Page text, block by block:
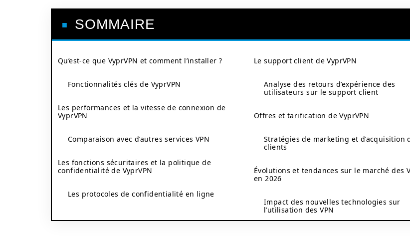
SOMMAIRE
Qu’est-ce que VyprVPN et comment l’installer ?
Fonctionnalités clés de VyprVPN
Les performances et la vitesse de connexion de
VyprVPN
Comparaison avec d’autres services VPN
Les fonctions sécuritaires et la politique de
confidentialité de VyprVPN
Les protocoles de confidentialité en ligne
Le support client de VyprVPN
Analyse des retours d’expérience des
utilisateurs sur le support client
Offres et tarification de VyprVPN
Stratégies de marketing et d’acquisition
clients
Évolutions et tendances sur le marché des
en 2026
Impact des nouvelles technologies sur
l’utilisation des VPN